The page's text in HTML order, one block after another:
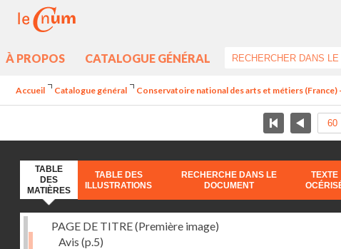
À PROPOS CATALOGUE GÉNÉRAL
Accueil Catalogue général Conservatoire national des arts et métiers
TABLE
DES
MATIÈRES
TABLE DES
ILLUSTRATIONS
RECHERCHE DANS LE
DOCUMENT
TEXTE
PAGE DE TITRE (Première image)
Avis (p.5)